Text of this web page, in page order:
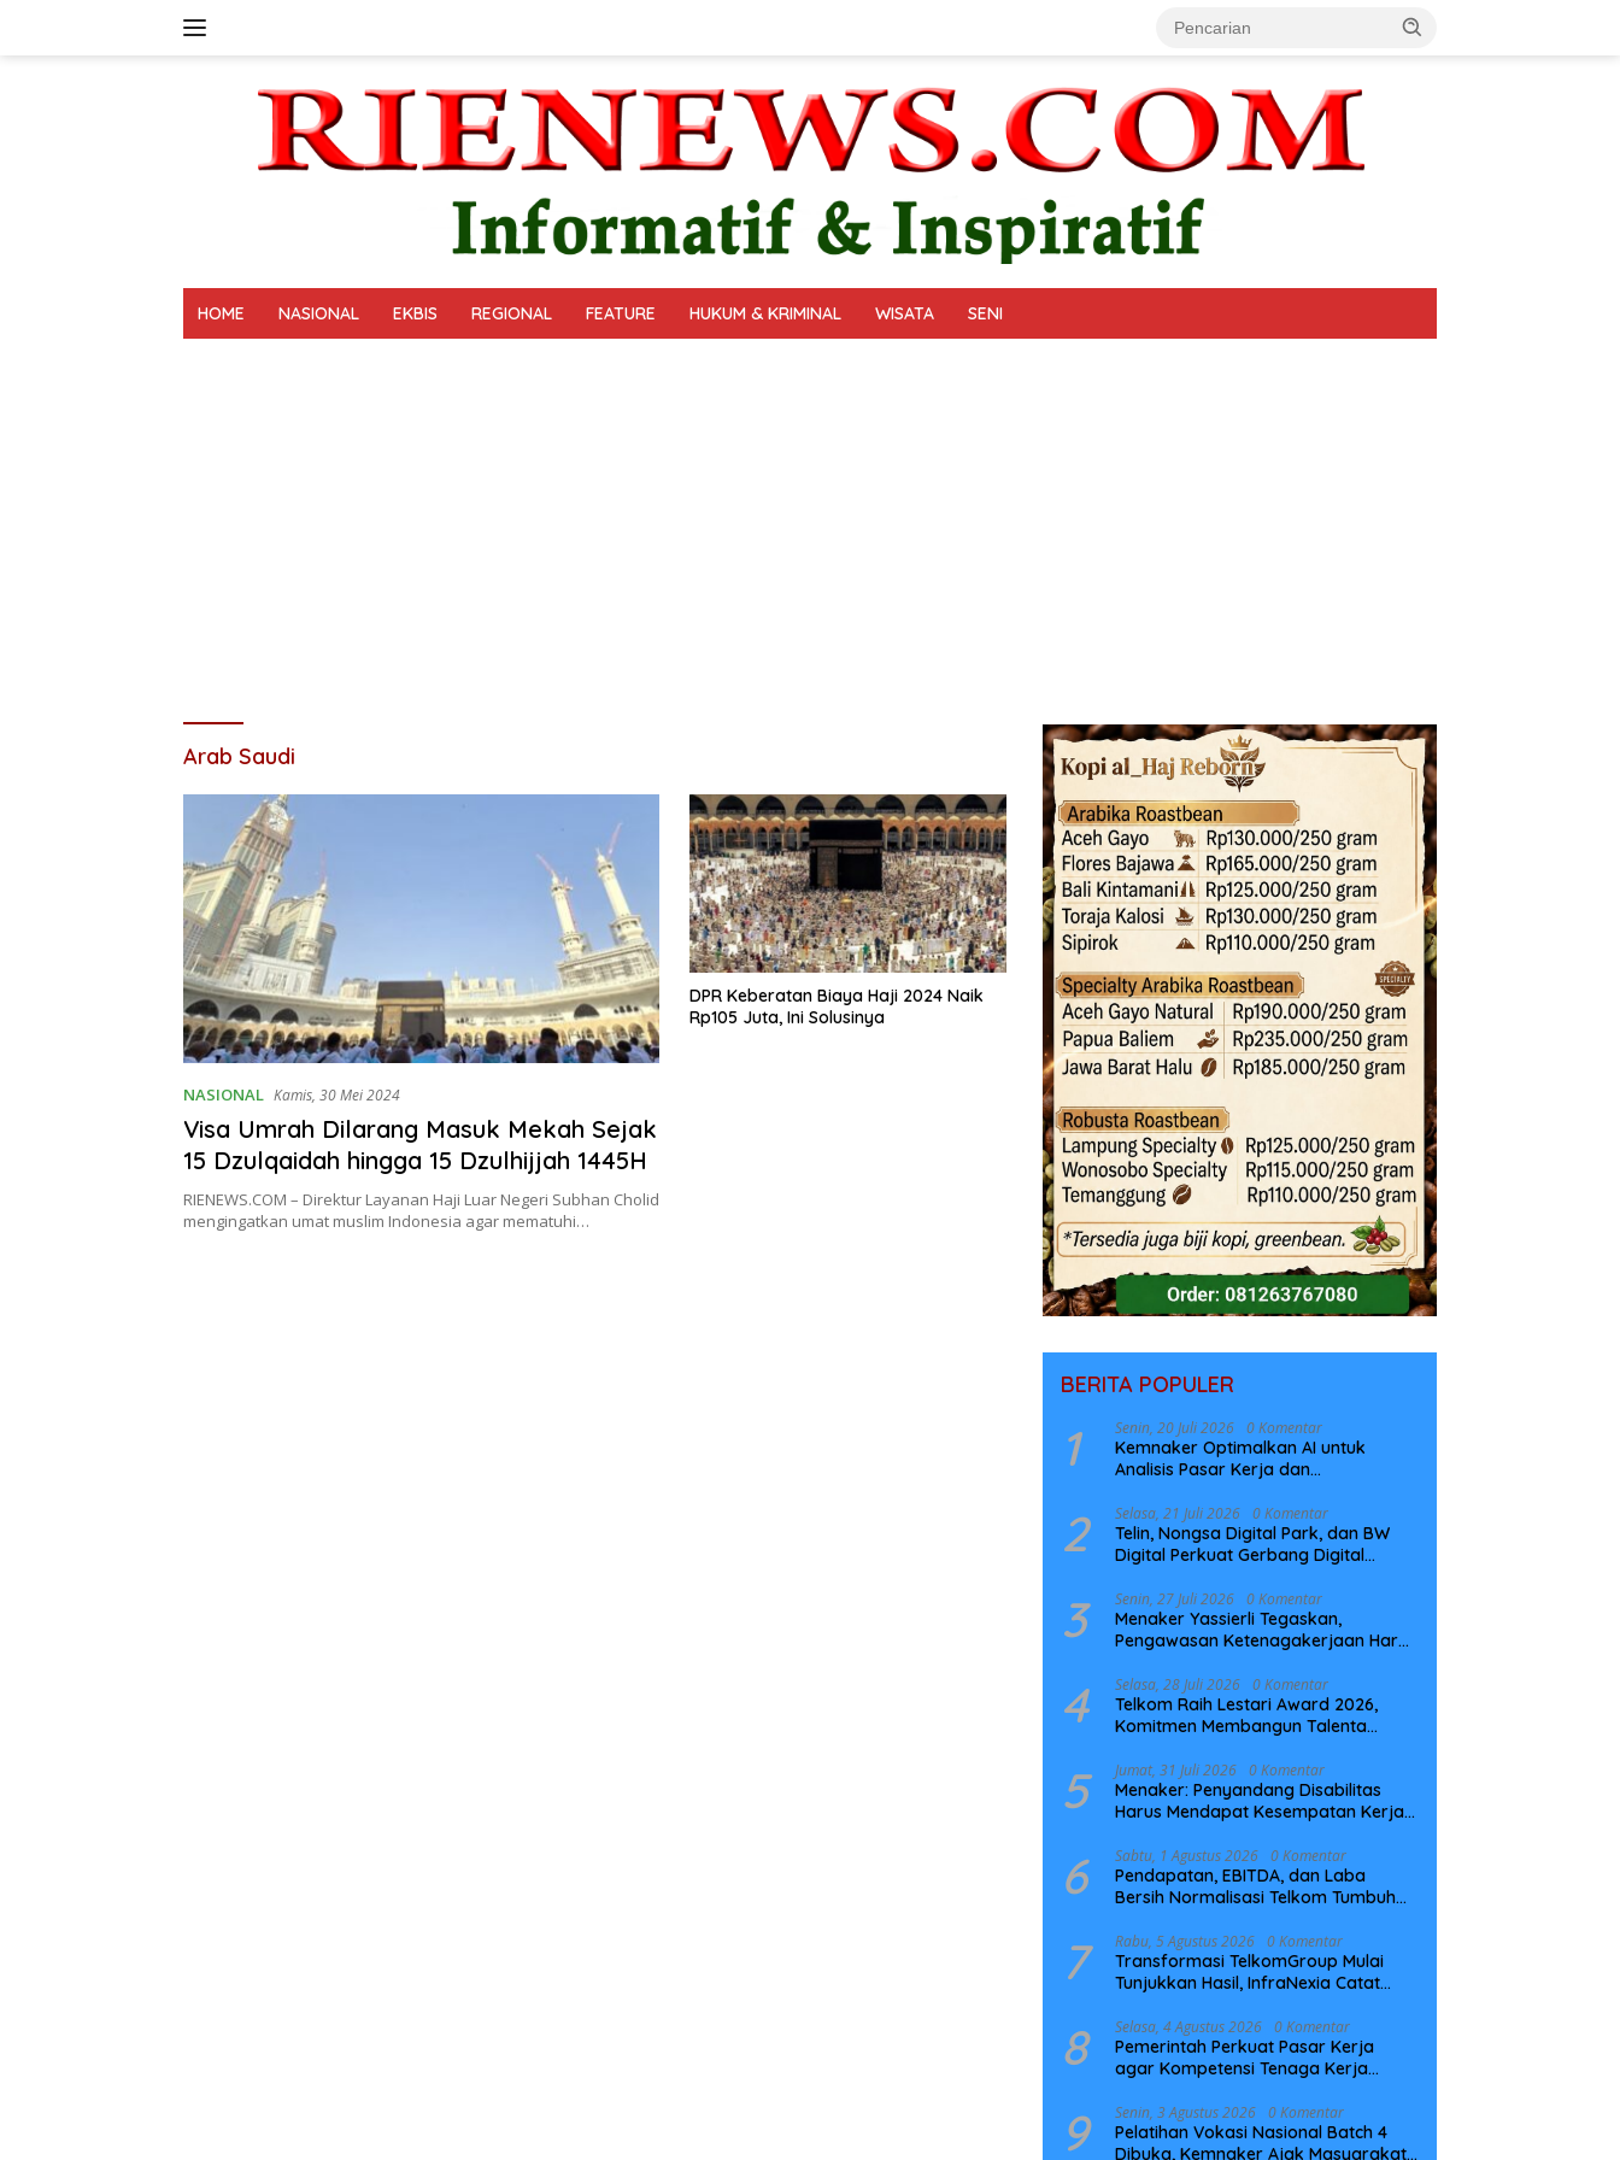
HOME NASIONAL EKBIS REGIONAL FEATURE HUKUM & KRIMINAL WISATA SENI
Arab Saudi
NASIONAL Kamis, 30 Mei 2024
Visa Umrah Dilarang Masuk Mekah Sejak
15 Dzulqaidah hingga 15 Dzulhijjah 1445H
RIENEWS.COM – Direktur Layanan Haji Luar Negeri Subhan Cholid
mengingatkan umat muslim Indonesia agar mematuhi…
DPR Keberatan Biaya Haji 2024 Naik
Rp105 Juta, Ini Solusinya
BERITA POPULER
1 Senin, 20 Juli 2026 0 Komentar
Kemnaker Optimalkan AI untuk
Analisis Pasar Kerja dan
2 Selasa, 21 Juli 2026 0 Komentar
Telin, Nongsa Digital Park, dan BW
Digital Perkuat Gerbang Digital
NCC
3 Senin, 27 Juli 2026 0 Komentar
Menaker Yassierli Tegaskan,
Pengawasan Ketenagakerjaan Harus
4 Selasa, 28 Juli 2026 0 Komentar
Telkom Raih Lestari Award 2026,
Komitmen Membangun Talenta
5 Jumat, 31 Juli 2026 0 Komentar
Menaker: Penyandang Disabilitas
Harus Mendapat Kesempatan Kerja
6 Sabtu, 1 Agustus 2026 0 Komentar
Pendapatan, EBITDA, dan Laba
Bersih Normalisasi Telkom Tumbuh
7 Rabu, 5 Agustus 2026 0 Komentar
Transformasi TelkomGroup Mulai
Tunjukkan Hasil, InfraNexia Catat
Digital Nasional
8 Selasa, 4 Agustus 2026 0 Komentar
Pemerintah Perkuat Pasar Kerja
agar Kompetensi Tenaga Kerja
9 Senin, 3 Agustus 2026 0 Komentar
Pelatihan Vokasi Nasional Batch 4
Dibuka, Kemnaker Ajak Masyarakat